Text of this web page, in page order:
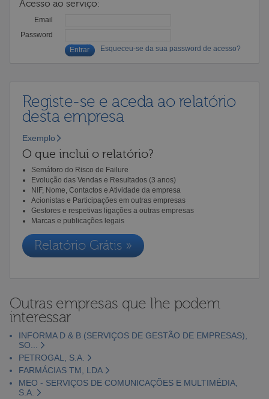
Acesso ao serviço:
Email
Password
Esqueceu-se da sua password de acesso?
Registe-se e aceda ao relatório
desta empresa
Exemplo
O que inclui o relatório?
Semáforo do Risco de Failure
Evolução das Vendas e Resultados (3 anos)
NIF, Nome, Contactos e Atividade da empresa
Acionistas e Participações em outras empresas
Gestores e respetivas ligações a outras empresas
Marcas e publicações legais
Relatório Grátis »
Outras empresas que lhe podem
interessar
INFORMA D & B (SERVIÇOS DE GESTÃO DE EMPRESAS),
SO...
PETROGAL, S.A.
FARMÁCIAS TM, LDA
MEO - SERVIÇOS DE COMUNICAÇÕES E MULTIMÉDIA,
S.A.